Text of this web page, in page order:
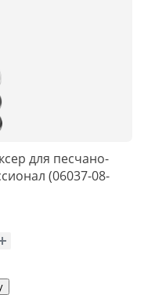
для песчано-
(06037-08-